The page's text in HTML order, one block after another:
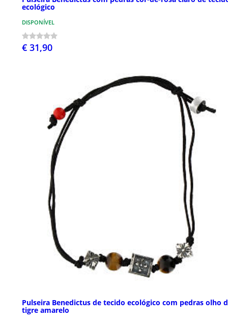
ecológico
DISPONÍVEL
€ 31,90
Pulseira Benedictus de tecido ecológico com pedras olho
tigre amarelo